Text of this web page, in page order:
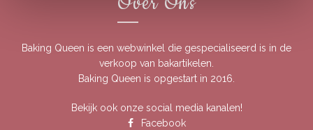
Baking Queen is een webwinkel die gespecialiseerd is in de
verkoop van bakartikelen.
Baking Queen is opgestart in 2016.
Bekijk ook onze social media kanalen!
Facebook